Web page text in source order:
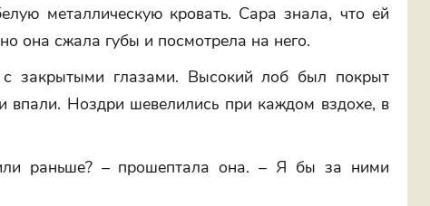
металлическую кровать. Сара знала, что ей
она сжала губы и посмотрела на него.
закрытыми глазами. Высокий лоб был покрыт
впали. Ноздри шевелились при каждом вздохе, в
раньше? – прошептала она. – Я бы за ними